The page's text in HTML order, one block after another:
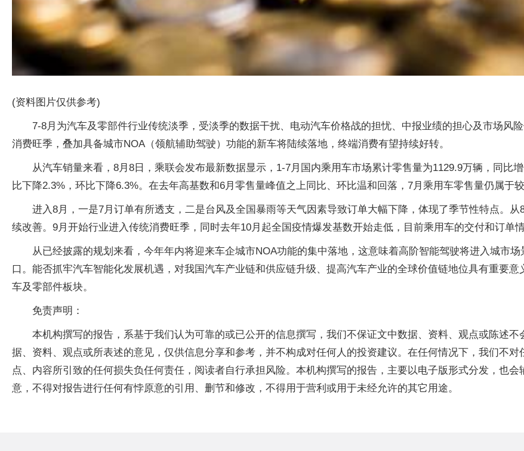
(资料图片仅供参考)
7-8月为汽车及零部件行业传统淡季，受淡季的数据干扰、电动汽车价格战的担忧、中报业绩的担心及市场风
消费旺季，叠加具备城市NOA（领航辅助驾驶）功能的新车将陆续落地，终端消费有望持续好转。
从汽车销量来看，8月8日，乘联会发布最新数据显示，1-7月国内乘用车市场累计零售量为1129.9万辆，同比
比下降2.3%，环比下降6.3%。在去年高基数和6月零售量峰值之上同比、环比温和回落，7月乘用车零售量仍属于
进入8月，一是7月订单有所透支，二是台风及全国暴雨等天气因素导致订单大幅下降，体现了季节性特点。
续改善。9月开始行业进入传统消费旺季，同时去年10月起全国疫情爆发基数开始走低，目前乘用车的交付和订单
从已经披露的规划来看，今年年内将迎来车企城市NOA功能的集中落地，这意味着高阶智能驾驶将进入城市
口。能否抓牢汽车智能化发展机遇，对我国汽车产业链和供应链升级、提高汽车产业的全球价值链地位具有重要
车及零部件板块。
免责声明：
本机构撰写的报告，系基于我们认为可靠的或已公开的信息撰写，我们不保证文中数据、资料、观点或陈述
据、资料、观点或所表述的意见，仅供信息分享和参考，并不构成对任何人的投资建议。在任何情况下，我们不
点、内容所引致的任何损失负任何责任，阅读者自行承担风险。本机构撰写的报告，主要以电子版形式分发，也
意，不得对报告进行任何有悖原意的引用、删节和修改，不得用于营利或用于未经允许的其它用途。